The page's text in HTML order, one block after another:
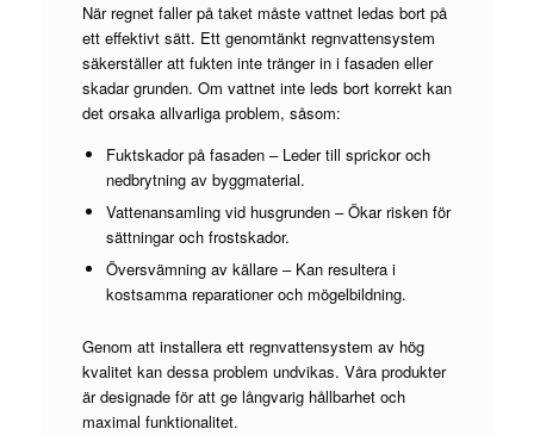
När regnet faller på taket måste vattnet ledas bort på
ett effektivt sätt. Ett genomtänkt regnvattensystem
säkerställer att fukten inte tränger in i fasaden eller
skadar grunden. Om vattnet inte leds bort korrekt kan
det orsaka allvarliga problem, såsom:
Fuktskador på fasaden – Leder till sprickor och
nedbrytning av byggmaterial.
Vattenansamling vid husgrunden – Ökar risken för
sättningar och frostskador.
Översvämning av källare – Kan resultera i
kostsamma reparationer och mögelbildning.
Genom att installera ett regnvattensystem av hög
kvalitet kan dessa problem undvikas. Våra produkter
är designade för att ge långvarig hållbarhet och
maximal funktionalitet.